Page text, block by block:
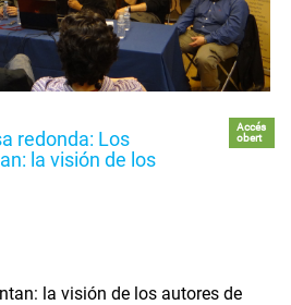
redonda: Los
la visión de los
Accés
obert
la visión de los autores de